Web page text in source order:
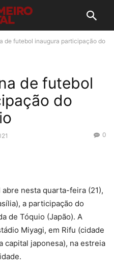
de futebol inaugura participação do
de futebol
do
0
nesta quarta-feira (21),
a participação do
de Tóquio (Japão). A
Miyagi, em Rifu (cidade
capital japonesa), na estreia